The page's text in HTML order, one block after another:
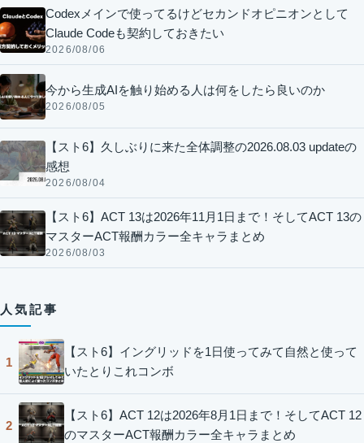
Codexメインで使ってるけどセカンドオピニオンとして
Claude Codeも契約しておきたい
2026/08/06
今から生成AIを触り始める人は何をしたら良いのか
2026/08/05
【スト6】久しぶりに来た全体調整の2026.08.03 updateの
感想
2026/08/04
【スト6】ACT 13は2026年11月1日まで！そしてACT 13の
マスターACT報酬カラー全キャラまとめ
2026/08/03
人気記事
1
【スト6】イングリッドを1日使ってみて自然と使って
いたとりこれコンボ
2
【スト6】ACT 12は2026年8月1日まで！そしてACT 12
のマスターACT報酬カラー全キャラまとめ